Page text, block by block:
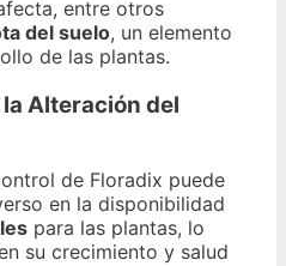
entre otros
del suelo, un elemento
de las plantas.
Alteración del
de Floradix puede
en la disponibilidad
para las plantas, lo
su crecimiento y salud